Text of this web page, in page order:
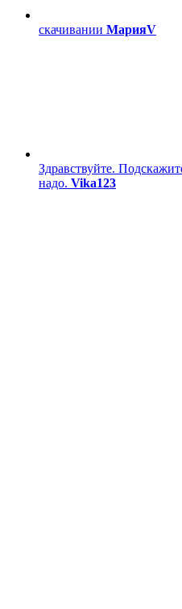
скачивании МарияV
Здравствуйте.
надо. Vika123